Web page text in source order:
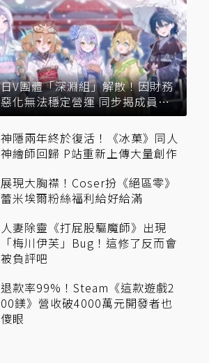
日V團體「深淵組」解散！因財務
惡化無法穩定營運 同步揭成員未
來去向
神隱兩年終於復活！《冰菓》同人
神繪師回歸 P站重新上傳大量創作
展現大胸襟！Coser扮《絕區零》
蕾米埃爾粉絲福利給好給滿
人妻除靈《打屁股驅魔師》出現
「梅川伊芙」Bug！這修了反而會
被負評吧
退款率99%！Steam《這款遊戲2
00鎂》營收破4000萬元開發者也
傻眼